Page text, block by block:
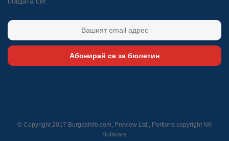
Абонирай се за бюлетин
© Copyright 2017 Burgasinfo.com, Preview Ltd., Portions copyright NK
Software